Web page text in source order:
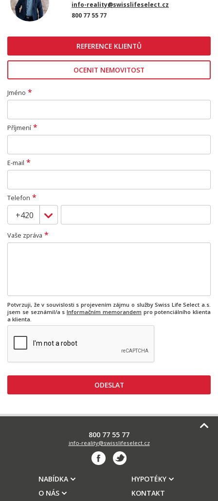
info-reality@swisslifeselect.cz
800 77 55 77
REFERENCE KLIENTŮ
OCENIT NEMOVITOST
Jméno *
Příjmení *
E-mail *
Telefon *
Vaše zpráva *
Potvrzuji, že v souvislosti s projevením zájmu o služby Swiss Life Select a.s.
jsem se seznámil/a s Informačním memorandem pro potenciálního klienta
a klienta.
800 77 55 77
info-reality@swisslifeselect.cz
NABÍDKA
O NÁS
HYPOTÉKY
KONTAKT